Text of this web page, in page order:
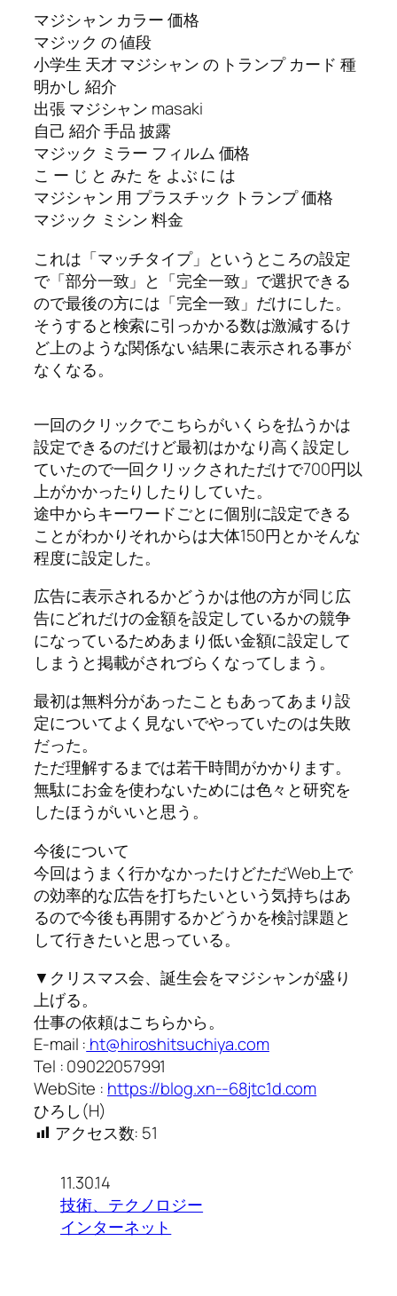
マジシャン カラー 価格
マジック の 値段
小学生 天才 マジシャン の トランプ カード 種
明かし 紹介
出張 マジシャン masaki
自己 紹介 手品 披露
マジック ミラー フィルム 価格
こ ー じ と みた を よぶ に は
マジシャン 用 プラスチック トランプ 価格
マジック ミシン 料金
これは「マッチタイプ」というところの設定
で「部分一致」と「完全一致」で選択できる
ので最後の方には「完全一致」だけにした。
そうすると検索に引っかかる数は激減するけ
ど上のような関係ない結果に表示される事が
なくなる。
一回のクリックでこちらがいくらを払うかは
設定できるのだけど最初はかなり高く設定し
ていたので一回クリックされただけで700円以
上がかかったりしたりしていた。
途中からキーワードごとに個別に設定できる
ことがわかりそれからは大体150円とかそんな
程度に設定した。
広告に表示されるかどうかは他の方が同じ広
告にどれだけの金額を設定しているかの競争
になっているためあまり低い金額に設定して
しまうと掲載がされづらくなってしまう。
最初は無料分があったこともあってあまり設
定についてよく見ないでやっていたのは失敗
だった。
ただ理解するまでは若干時間がかかります。
無駄にお金を使わないためには色々と研究を
したほうがいいと思う。
今後について
今回はうまく行かなかったけどただWeb上で
の効率的な広告を打ちたいという気持ちはあ
るので今後も再開するかどうかを検討課題と
して行きたいと思っている。
▼クリスマス会、誕生会をマジシャンが盛り
上げる。
仕事の依頼はこちらから。
E-mail : ht@hiroshitsuchiya.com
Tel : 09022057991
WebSite : https://blog.xn--68jtc1d.com
ひろし(H)
アクセス数: 51
11.30.14
技術、テクノロジー
インターネット